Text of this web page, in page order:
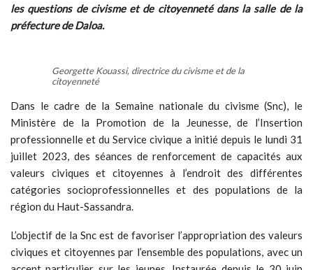
les questions de civisme et de citoyenneté dans la salle de la
préfecture de Daloa.
Georgette Kouassi, directrice du civisme et de la
citoyenneté
Dans le cadre de la Semaine nationale du civisme (Snc), le
Ministère de la Promotion de la Jeunesse, de l’Insertion
professionnelle et du Service civique a initié depuis le lundi 31
juillet 2023, des séances de renforcement de capacités aux
valeurs civiques et citoyennes à l’endroit des différentes
catégories socioprofessionnelles et des populations de la
région du Haut-Sassandra.
L’objectif de la Snc est de favoriser l’appropriation des valeurs
civiques et citoyennes par l’ensemble des populations, avec un